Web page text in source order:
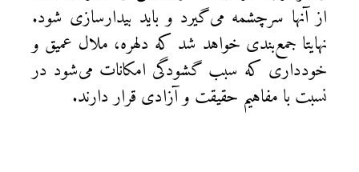
از آنها سرچشمه می‌گيرد و بايد بيدارسازی شود.
نهايتا جمع‌بندی خواهد شد كه دلهره، ملال عميق و
خودداری كه سبب گشودگی امكانات می‌شود در
نسبت با مفاهيم حقيقت و آزادی قرار دارند.